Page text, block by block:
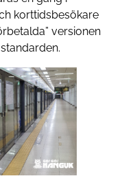
korttidsbesökare
versionen